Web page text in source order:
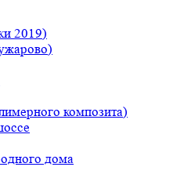
2019)
композита)
дома